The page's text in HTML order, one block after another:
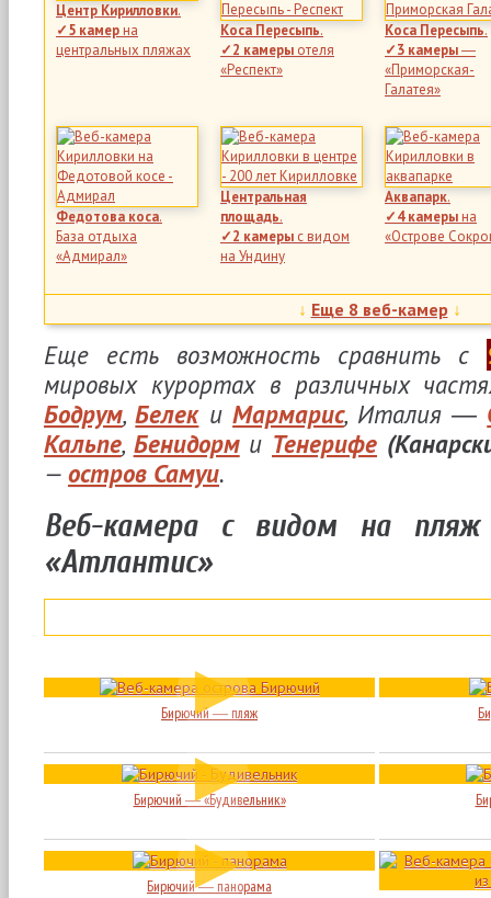
Центр Кирилловки.
✓5 камерна
центральных пляжах
Коса Пересыпь.
✓2 камеры отеля
«Респект»
Коса Пересыпь.
✓3 камеры―
«Приморская-
Галатея»
Федотова коса.
База отдыха
«Адмирал»
Центральная
площадь.
✓2 камеры с видом
на Ундину
Аквапарк.
✓4 камерына
«Острове
↓ Еще 8 веб-камер ↓
Коса Пересыпь.
База отдыха
«Пересыпь»
Степок.
База отдыха
Остров»
Федотова коса.
База отдыха
Коса Пересыпь.
База отдыха «Гавайи»
Коса Пересыпь.
Еще есть возможность сравнить с
мировых курортах в различных
Бодрум,БелекиМармарис, Италия ―
Кальпе, Бенидорми Тенерифе
— остров Самуи.
Веб-камера с видом на
«Атлантис»
Бирючий ― пляж
Бирючий ― «Будивельник»
Бирючий ― панорама